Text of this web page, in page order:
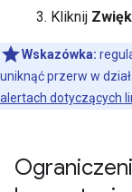
Kliknij
Wskazówka:
uniknąć przerw w
alertach dotyczących